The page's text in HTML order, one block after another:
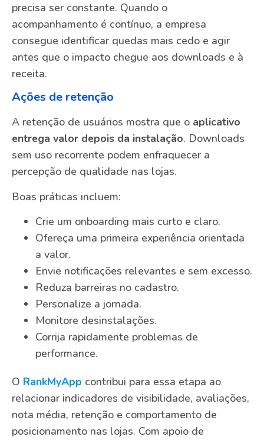
precisa ser constante. Quando o
acompanhamento é contínuo, a empresa
consegue identificar quedas mais cedo e agir
antes que o impacto chegue aos downloads e à
receita.
Ações de retenção
A retenção de usuários mostra que o aplicativo
entrega valor depois da instalação. Downloads
sem uso recorrente podem enfraquecer a
percepção de qualidade nas lojas.
Boas práticas incluem:
Crie um onboarding mais curto e claro.
Ofereça uma primeira experiência orientada
a valor.
Envie notificações relevantes e sem excesso.
Reduza barreiras no cadastro.
Personalize a jornada.
Monitore desinstalações.
Corrija rapidamente problemas de
performance.
O RankMyApp contribui para essa etapa ao
relacionar indicadores de visibilidade, avaliações,
nota média, retenção e comportamento de
posicionamento nas lojas. Com apoio de